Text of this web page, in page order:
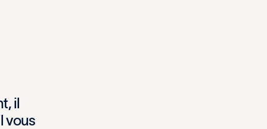
t,i
l vous